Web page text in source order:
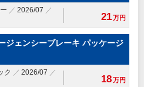
2026/07
21万円
ジェンシーブレーキ パッケージ
ク
2026/07
18万円